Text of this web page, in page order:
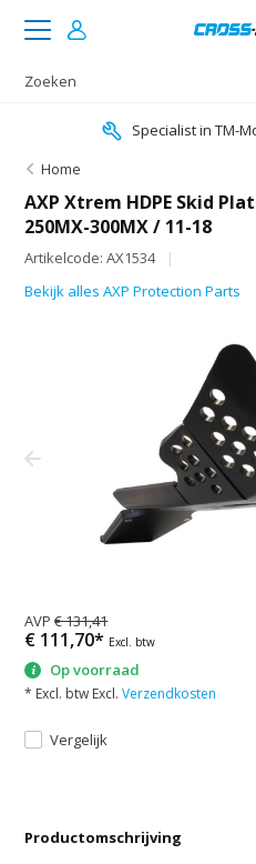
Specialist in TM-
Home
AXP Xtrem HDPE Skid
250MX-300MX / 11-18
Artikelcode: AX1534
Bekijk alles AXP Protection Parts
AVP€ 131,41
€ 111,70* Excl. btw
Op voorraad
* Excl. btw Excl.Verzendkosten
Vergelijk
Productomschrijving